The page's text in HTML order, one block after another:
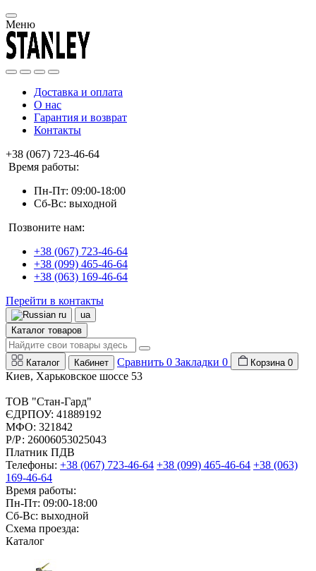
Меню
Доставка и оплата
О нас
Гарантия и возврат
Контакты
+38 (067) 723-46-64
Время работы:
Пн-Пт: 09:00-18:00
Сб-Вс: выходной
Позвоните нам:
+38 (067) 723-46-64
+38 (099) 465-46-64
+38 (063) 169-46-64
Перейти в контакты
ru
ua
Каталог товаров
Каталог Кабинет Сравнить 0 Закладки 0 Корзина 0
Киев, Харьковское шоссе 53
ТОВ "Стан-Гард"
ЄДРПОУ: 41889192
МФО: 321842
Р/Р: 26006053025043
Платник ПДВ
Телефоны: +38 (067) 723-46-64 +38 (099) 465-46-64 +38 (063)
169-46-64
Время работы:
Пн-Пт: 09:00-18:00
Сб-Вс: выходной
Схема проезда:
Каталог